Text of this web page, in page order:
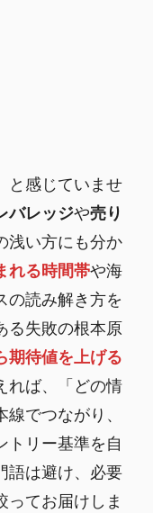
と感じていませ
バレッジや売り
浅い方にも分か
れる時間帯や海
の読み解き方を
る失敗の根本原
期待値を上げる
れば、「どの情
でつながり、
トリー基準を自
語は避け、必要
ってお届けしま